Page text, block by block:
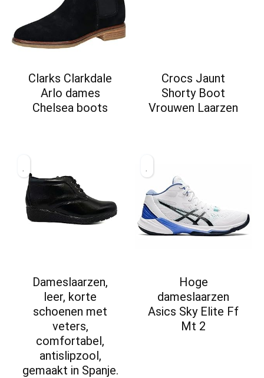
Clarks Clarkdale
Arlo dames
Chelsea boots
Crocs Jaunt
Shorty Boot
Vrouwen Laarzen
Dameslaarzen,
leer, korte
schoenen met
veters,
comfortabel,
antislipzool,
gemaakt in Spanje.
Hoge
dameslaarzen
Asics Sky Elite Ff
Mt 2